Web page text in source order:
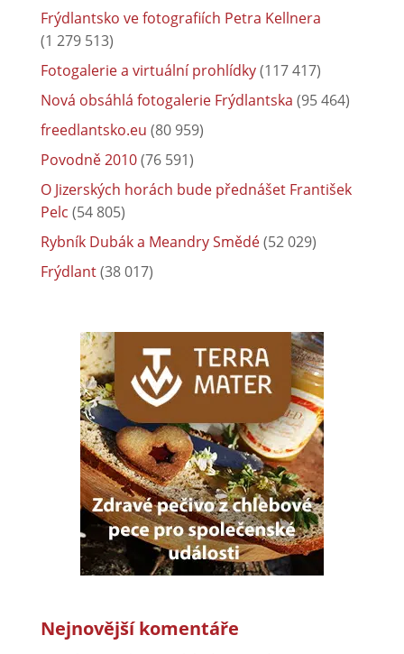
Frýdlantsko ve fotografiích Petra Kellnera
(1 279 513)
Fotogalerie a virtuální prohlídky(117 417)
Nová obsáhlá fotogalerie Frýdlantska (95 464)
freedlantsko.eu (80 959)
Povodně 2010(76 591)
O Jizerských horách bude přednášet František
Pelc (54 805)
Rybník Dubák a Meandry Smědé(52 029)
Frýdlant(38 017)
Nejnovější komentáře